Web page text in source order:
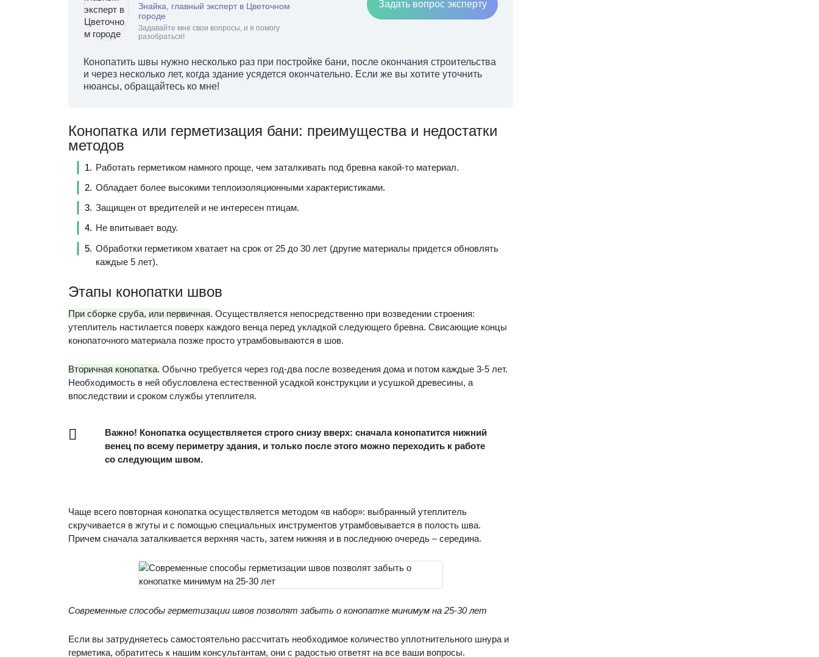
Знайка, главный эксперт в Цветочном
городе
Задавайте мне свои вопросы, и я помогу
разобраться!
Задать вопрос эксперту
Конопатить швы нужно несколько раз при постройке бани, после окончания строительства
и через несколько лет, когда здание усядется окончательно. Если же вы хотите уточнить
нюансы, обращайтесь ко мне!
Конопатка или герметизация бани: преимущества и недостатки
методов
Работать герметиком намного проще, чем заталкивать под бревна какой-то материал.
Обладает более высокими теплоизоляционными характеристиками.
Защищен от вредителей и не интересен птицам.
Не впитывает воду.
Обработки герметиком хватает на срок от 25 до 30 лет (другие материалы придется обновлять
каждые 5 лет).
Этапы конопатки швов
При сборке сруба, или первичная. Осуществляется непосредственно при возведении строения:
утеплитель настилается поверх каждого венца перед укладкой следующего бревна. Свисающие концы
конопаточного материала позже просто утрамбовываются в шов.
Вторичная конопатка. Обычно требуется через год-два после возведения дома и потом каждые 3-5 лет.
Необходимость в ней обусловлена естественной усадкой конструкции и усушкой древесины, а
впоследствии и сроком службы утеплителя.
Важно! Конопатка осуществляется строго снизу вверх: сначала конопатится нижний
венец по всему периметру здания, и только после этого можно переходить к работе
со следующим швом.
Чаще всего повторная конопатка осуществляется методом «в набор»: выбранный утеплитель
скручивается в жгуты и с помощью специальных инструментов утрамбовывается в полость шва.
Причем сначала заталкивается верхняя часть, затем нижняя и в последнюю очередь – середина.
Современные способы герметизации швов позволят забыть о конопатке минимум на 25-30 лет
Если вы затрудняетесь самостоятельно рассчитать необходимое количество уплотнительного шнура и
герметика, обратитесь к нашим консультантам, они с радостью ответят на все ваши вопросы.